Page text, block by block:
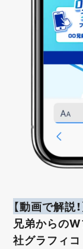
【動画で解説！
兄弟からの
社グラフィコ